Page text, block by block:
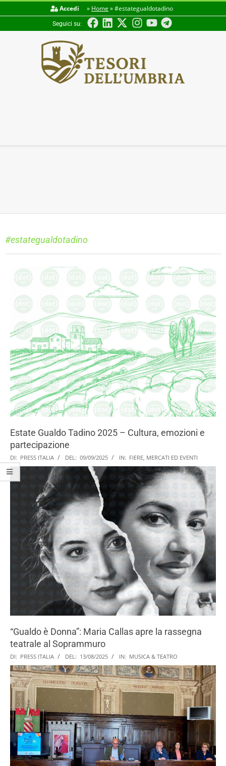
Accedi » Home »#estategualdotadino
Seguici su:
#estategualdotadino
Estate Gualdo Tadino 2025 – Cultura, emozioni e
partecipazione
DI: PRESS ITALIA DEL: 09/09/2025 IN: FIERE, MERCATI ED EVENTI
“Gualdo è Donna”: Maria Callas apre la rassegna
teatrale al Soprammuro
DI: PRESS ITALIA DEL: 13/08/2025 IN: MUSICA & TEATRO